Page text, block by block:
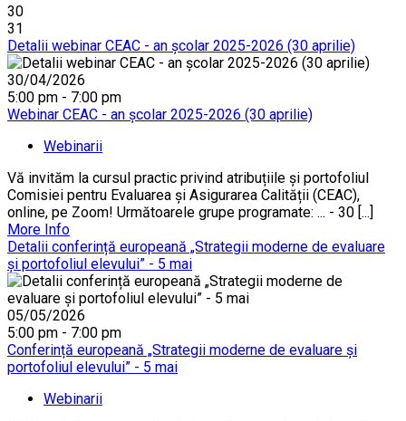
30
31
Detalii webinar CEAC - an școlar 2025-2026 (30 aprilie)
30/04/2026
5:00 pm - 7:00 pm
Webinar CEAC - an școlar 2025-2026 (30 aprilie)
Webinarii
Vă invităm la cursul practic privind atribuțiile și portofoliul
Comisiei pentru Evaluarea și Asigurarea Calității (CEAC),
online, pe Zoom! Următoarele grupe programate: ... - 30 [...]
More Info
Detalii conferință europeană „Strategii moderne de evaluare
și portofoliul elevului” - 5 mai
05/05/2026
5:00 pm - 7:00 pm
Conferință europeană „Strategii moderne de evaluare și
portofoliul elevului” - 5 mai
Webinarii